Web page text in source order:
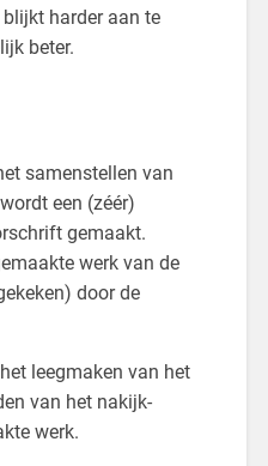
harder aan te
beter.
samenstellen van
een (zéér)
gemaakt.
werk van de
door de
leegmaken van het
van het nakijk-
werk.